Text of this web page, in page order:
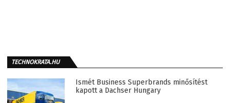
TECHNOKRATA.HU
Ismét Business Superbrands minősítést
kapott a Dachser Hungary